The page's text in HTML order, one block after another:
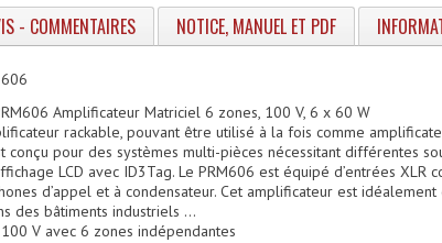
- COMMENTAIRES NOTICE, MANUEL ET PDF
606
Amplificateur Matriciel 6 zones, 100 V, 6 x 60 W
rackable, pouvant être utilisé à la fois comme
conçu pour des systèmes multi-pièces nécessitant différentes
LCD avec ID3Tag. Le PRM606 est équipé d’entrées
d’appel et à condensateur. Cet amplificateur est
des bâtiments industriels …
V avec 6 zones indépendantes